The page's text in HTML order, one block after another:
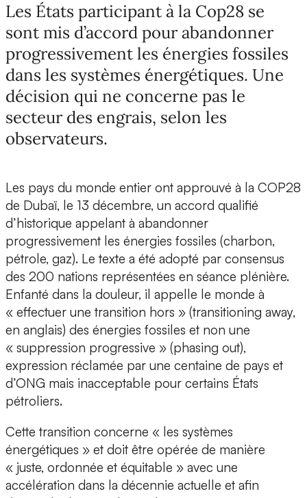
Les États participant à la Cop28 se
sont mis d’accord pour abandonner
progressivement les énergies fossiles
dans les systèmes énergétiques. Une
décision qui ne concerne pas le
secteur des engrais, selon les
observateurs.
Les pays du monde entier ont approuvé à la COP28
de Dubaï, le 13 décembre, un accord qualifié
d’historique appelant à abandonner
progressivement les énergies fossiles (charbon,
pétrole, gaz). Le texte a été adopté par consensus
des 200 nations représentées en séance plénière.
Enfanté dans la douleur, il appelle le monde à
« effectuer une transition hors » (transitioning away,
en anglais) des énergies fossiles et non une
« suppression progressive » (phasing out),
expression réclamée par une centaine de pays et
d’ONG mais inacceptable pour certains États
pétroliers.
Cette transition concerne « les systèmes
énergétiques » et doit être opérée de manière
« juste, ordonnée et équitable » avec une
accélération dans la décennie actuelle et afin